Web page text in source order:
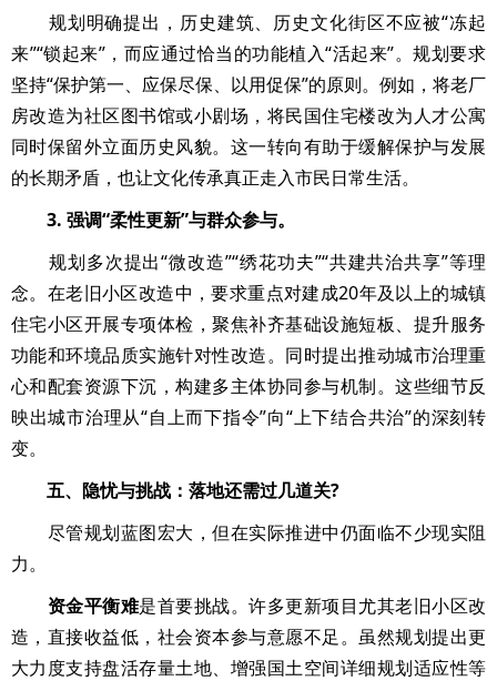
规划明确提出，历史建筑、历史文化街区不应被“冻起
来”“锁起来”，而应通过恰当的功能植入“活起来”。规划要求
坚持“保护第一、应保尽保、以用促保”的原则。例如，将老厂
房改造为社区图书馆或小剧场，将民国住宅楼改为人才公寓
同时保留外立面历史风貌。这一转向有助于缓解保护与发展
的长期矛盾，也让文化传承真正走入市民日常生活。
3. 强调“柔性更新”与群众参与。
规划多次提出“微改造”“绣花功夫”“共建共治共享”等理
念。在老旧小区改造中，要求重点对建成20年及以上的城镇
住宅小区开展专项体检，聚焦补齐基础设施短板、提升服务
功能和环境品质实施针对性改造。同时提出推动城市治理重
心和配套资源下沉，构建多主体协同参与机制。这些细节反
映出城市治理从“自上而下指令”向“上下结合共治”的深刻转
变。
五、隐忧与挑战：落地还需过几道关?
尽管规划蓝图宏大，但在实际推进中仍面临不少现实阻
力。
资金平衡难是首要挑战。许多更新项目尤其老旧小区改
造，直接收益低，社会资本参与意愿不足。虽然规划提出更
大力度支持盘活存量土地、增强国土空间详细规划适应性等